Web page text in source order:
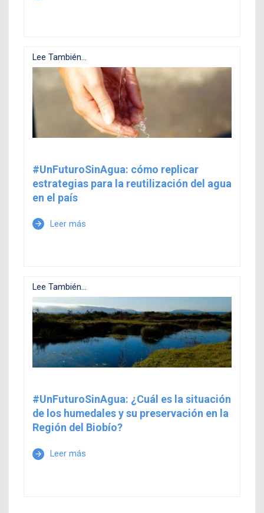
Lee También...
#UnFuturoSinAgua: cómo replicar
estrategias para la reutilización del agua
en el país
arrow_forward Leer más
Lee También...
#UnFuturoSinAgua: ¿Cuál es la situación
de los humedales y su preservación en la
Región del Biobío?
arrow_forward Leer más